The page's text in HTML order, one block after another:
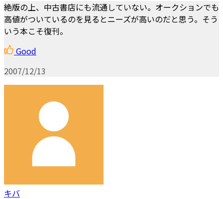
絶版の上、中古書店にも流通していない。オークションでも
高値がついているのを見るとニーズが高いのだと思う。そう
いう本こそ復刊。
Good
2007/12/13
キバ